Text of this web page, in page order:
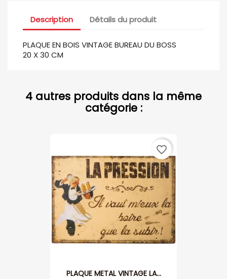
Description Détails du produit
PLAQUE EN BOIS VINTAGE BUREAU DU BOSS
20 X 30 CM
4 autres produits dans la même
catégorie :
PLAQUE METAL VINTAGE LA...
favorite_border